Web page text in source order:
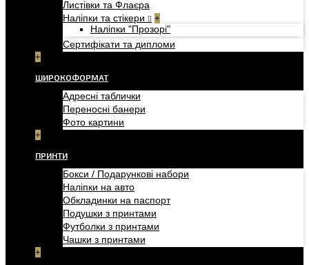
Листівки та Флаєра
Наліпки та стікери
+
Наліпки "Прозорі"
Сертифікати та дипломи
+
ШИРОКОФОРМАТ
Адресні таблички
Переносні банери
Фото картини
+
ПРИНТИ
Бокси / Подарункові набори
Наліпки на авто
Обкладинки на паспорт
Подушки з принтами
Футболки з принтами
Чашки з принтами
+